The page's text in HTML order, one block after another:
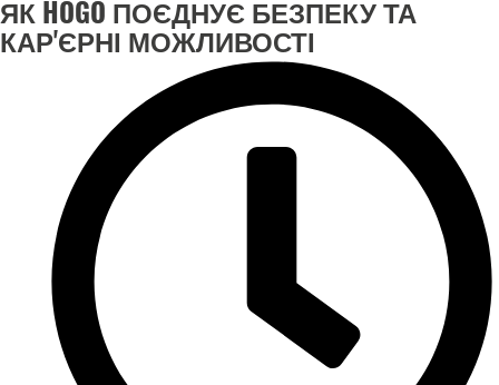
ЯК HOGO ПОЄДНУЄ БЕЗПЕКУ ТА
КАР'ЄРНІ МОЖЛИВОСТІ